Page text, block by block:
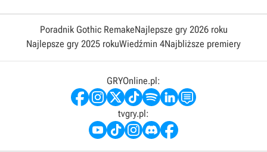
Poradnik Gothic RemakeNajlepsze gry 2026 roku
Najlepsze gry 2025 rokuWiedźmin 4Najbliższe premiery
GRYOnline.pl:
tvgry.pl: